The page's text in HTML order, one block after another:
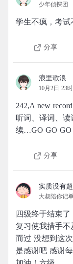
少年侦探团
学生不疯，考试
分享
浪里歌浪
10月2日 23
242,A new
听词、译词、
续…GO GO GO
分享
实质没有超
大叔陪你记
四级终于结束
复习使我措手不
而过 没想到这
是感谢吧 感谢